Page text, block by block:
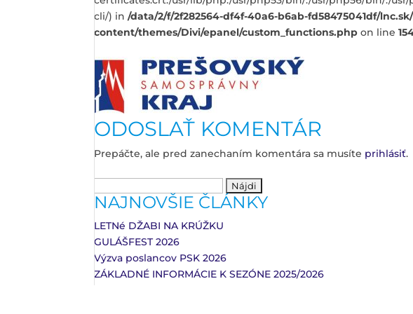
cli/) in/data/2/f/2f282564-df4f-40a6-b6ab-fd58475041df/
content/themes/Divi/epanel/custom_functions.php on line
ODOSLAŤ KOMENTÁR
Prepáčte, ale pred zanechaním komentára sa musíte prihlásiť.
NAJNOVŠIE ČLÁNKY
LETNé DŽABI NA KRÚŽKU
GULÁŠFEST 2026
Výzva poslancov PSK 2026
ZÁKLADNÉ INFORMÁCIE K SEZÓNE 2025/2026